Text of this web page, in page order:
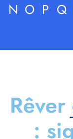
N O P Q
Rêver
: